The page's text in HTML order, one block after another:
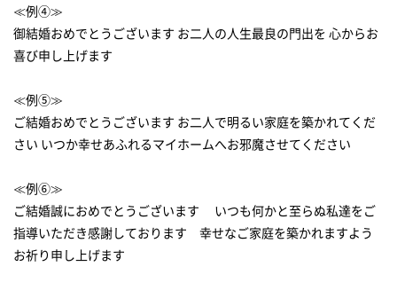
≪例④≫
御結婚おめでとうございます お二人の人生最良の門出を 心からお
喜び申し上げます
≪例⑤≫
ご結婚おめでとうございます お二人で明るい家庭を築かれてくだ
さい いつか幸せあふれるマイホームへお邪魔させてください
≪例⑥≫
ご結婚誠におめでとうございます いつも何かと至らぬ私達をご
指導いただき感謝しております 幸せなご家庭を築かれますよう
お祈り申し上げます